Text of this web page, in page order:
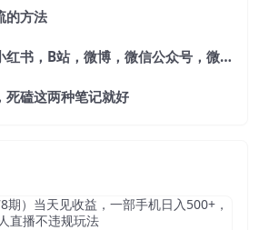
的方法
抖音，快手，小红书，B站，微博，微信公众号，微信视频号。每一个平台，都是不一样的机会，对应不一样的赚钱思路
死磕这两种笔记就好
期）当天见收益，一部手机日入500+，
直播不违规玩法